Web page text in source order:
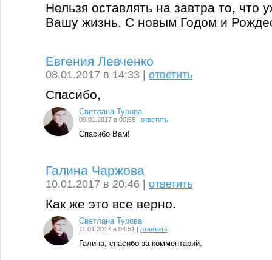
Нельзя оставлять на завтра то, что
Вашу жизнь. С новым Годом и
Евгения Левченко
08.01.2017 в 14:33 |ответить
Спасибо,
Светлана Турова
09.01.2017 в 00:55 | ответить
Спасибо Вам!
Галина Чаржова
10.01.2017 в 20:46 |ответить
Как же это все верно.
Светлана Турова
11.01.2017 в 04:51 | ответить
Галина, спасибо за комментарий.